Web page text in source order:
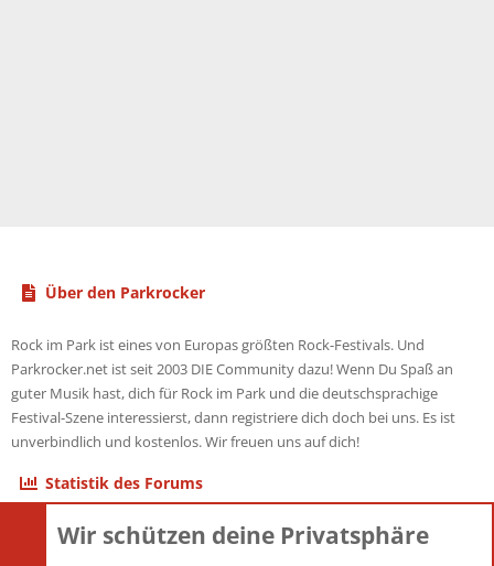
Über den Parkrocker
Rock im Park ist eines von Europas größten Rock-Festivals. Und
Parkrocker.net ist seit 2003 DIE Community dazu! Wenn Du Spaß an
guter Musik hast, dich für Rock im Park und die deutschsprachige
Festival-Szene interessierst, dann registriere dich doch bei uns. Es ist
unverbindlich und kostenlos. Wir freuen uns auf dich!
Statistik des Forums
ThemenWir schützen deine Privatsphäre